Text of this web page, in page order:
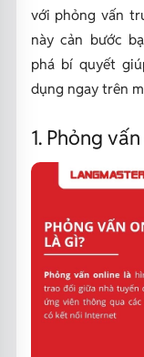
với phỏng vấn
này cản bước
phá bí quyết
dụng ngay trên
1. Phỏng